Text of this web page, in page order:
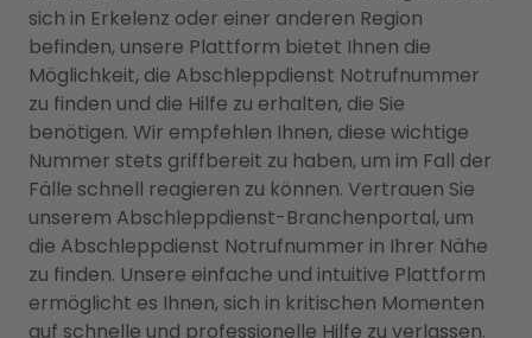
sich in Erkelenz oder einer anderen Region
befinden, unsere Plattform bietet Ihnen die
Möglichkeit, die Abschleppdienst Notrufnummer
zu finden und die Hilfe zu erhalten, die Sie
benötigen. Wir empfehlen Ihnen, diese wichtige
Nummer stets griffbereit zu haben, um im Fall der
Fälle schnell reagieren zu können. Vertrauen Sie
unserem Abschleppdienst-Branchenportal, um
die Abschleppdienst Notrufnummer in Ihrer Nähe
zu finden. Unsere einfache und intuitive Plattform
ermöglicht es Ihnen, sich in kritischen Momenten
auf schnelle und professionelle Hilfe zu verlassen.